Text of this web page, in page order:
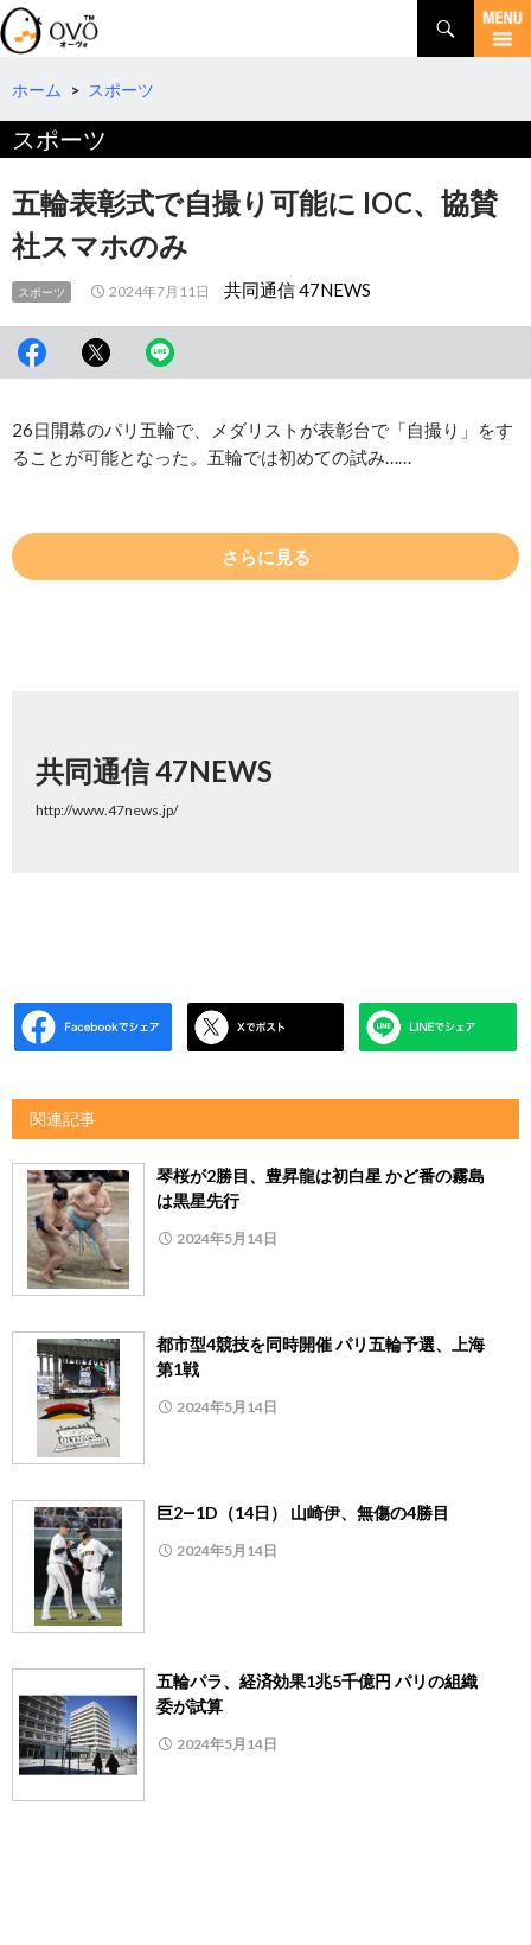
検
索
コ
テ
へ
移
動
ホーム > スポーツ
スポーツ
五輪表彰式で自撮り可能に IOC、協賛
社スマホのみ
スポーツ 2024年7月11日 共同通信 47NEWS
26日開幕のパリ五輪で、メダリストが表彰台で「自撮り」をす
ることが可能となった。五輪では初めての試み……
さらに見る
共同通信 47NEWS
http://www.47news.jp/
関連記事
琴桜が2勝目、豊昇龍は初白星 かど番の霧島
は黒星先行
2024年5月14日
都市型4競技を同時開催 パリ五輪予選、上海
第1戦
2024年5月14日
巨2―1D（14日） 山崎伊、無傷の4勝目
2024年5月14日
五輪パラ、経済効果1兆5千億円 パリの組織
委が試算
2024年5月14日